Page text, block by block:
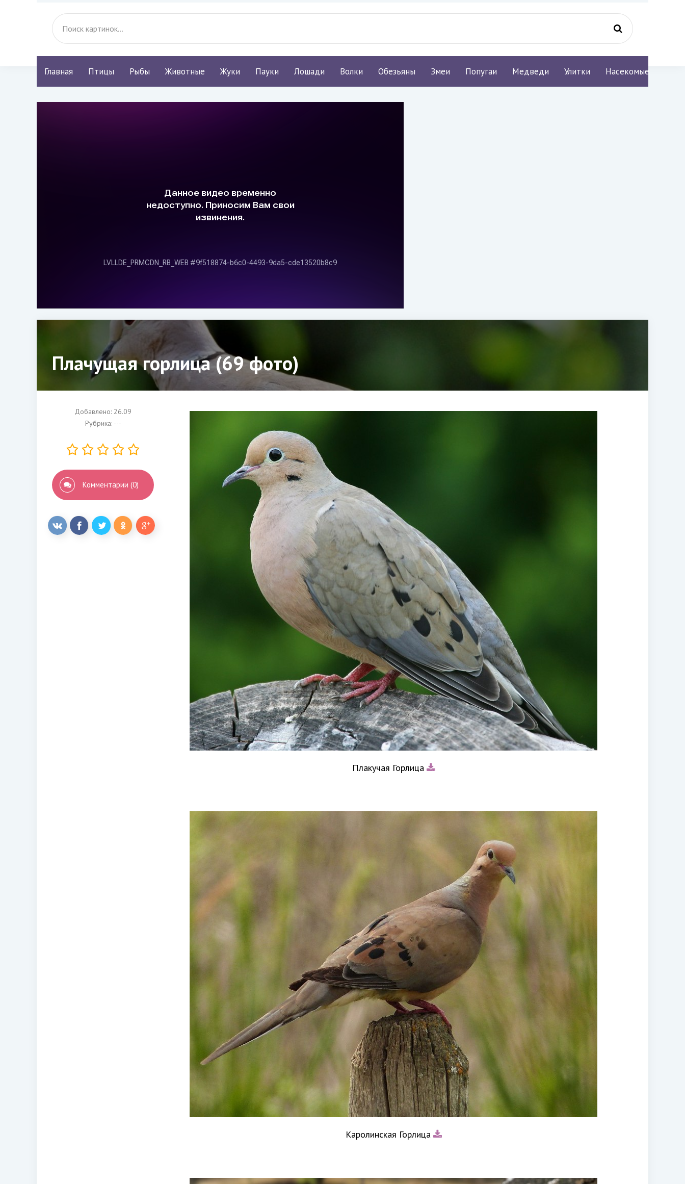
Главная Птицы Рыбы Животные Жуки Пауки Лошади Волки Обезьяны Змеи Попугаи Медведи Улитки Насекомые
Плачущая горлица (69 фото)
Добавлено: 26.09
Рубрика: ---
Комментарии (0)
Плакучая Горлица
Каролинская Горлица